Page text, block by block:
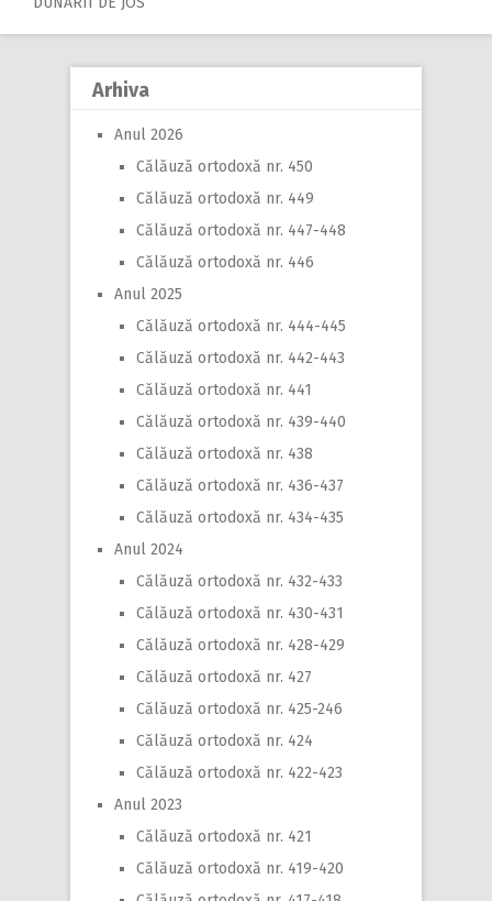
navigation
Arhiva
Anul 2026
Călăuză ortodoxă nr. 450
Călăuză ortodoxă nr. 449
Călăuză ortodoxă nr. 447-448
Călăuză ortodoxă nr. 446
Anul 2025
Călăuză ortodoxă nr. 444-445
Călăuză ortodoxă nr. 442-443
Călăuză ortodoxă nr. 441
Călăuză ortodoxă nr. 439-440
Călăuză ortodoxă nr. 438
Călăuză ortodoxă nr. 436-437
Călăuză ortodoxă nr. 434-435
Anul 2024
Călăuză ortodoxă nr. 432-433
Călăuză ortodoxă nr. 430-431
Călăuză ortodoxă nr. 428-429
Călăuză ortodoxă nr. 427
Călăuză ortodoxă nr. 425-246
Călăuză ortodoxă nr. 424
Călăuză ortodoxă nr. 422-423
Anul 2023
Călăuză ortodoxă nr. 421
Călăuză ortodoxă nr. 419-420